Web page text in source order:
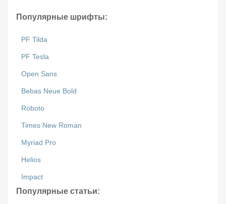
Популярные шрифты:
PF Tilda
PF Tesla
Open Sans
Bebas Neue Bold
Roboto
Times New Roman
Myriad Pro
Helios
Impact
Популярные статьи: